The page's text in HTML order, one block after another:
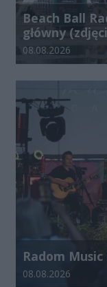
Beach Ball
główny
Data dodania galerii:
08.08.2026
Radom
Data dodania galerii:
08.08.2026